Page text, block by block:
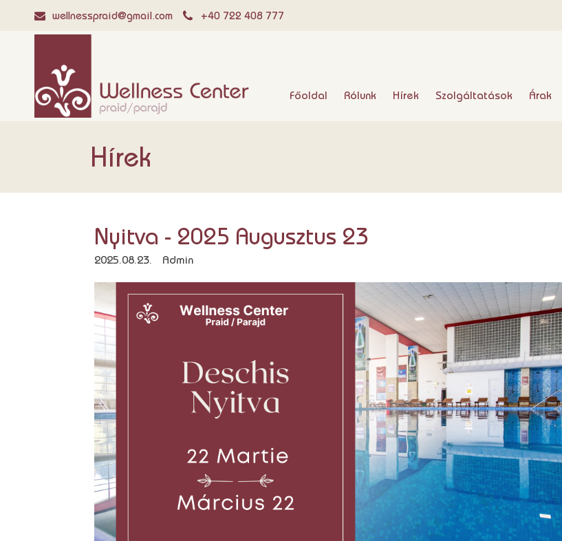
wellnesspraid@gmail.com +40 722 408 777
Főoldal Rólunk Hírek Szolgáltatások Árak
Hírek
Nyitva - 2025 Augusztus 23
2025.08.23. Admin